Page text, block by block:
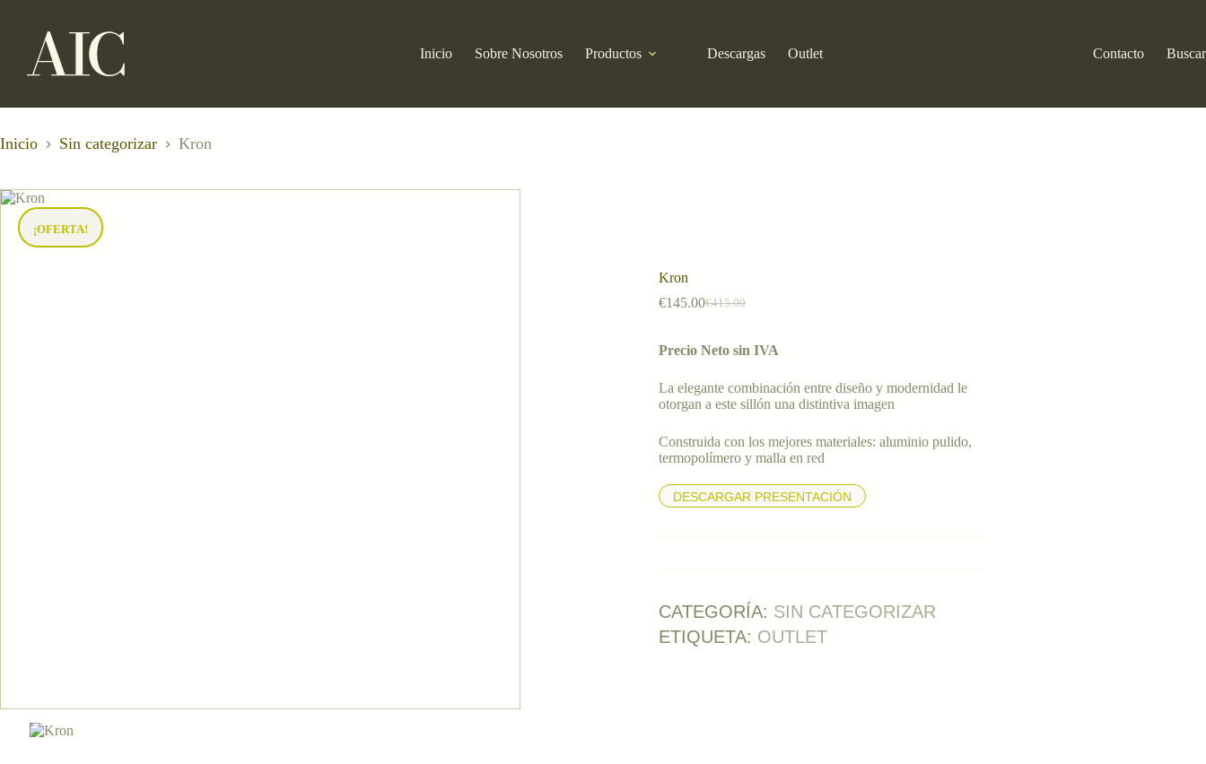
contenido
Inicio
Sobre Nosotros Productos Descargas Outlet Contacto Buscar
Inicio Sin categorizar Kron
¡OFERTA!
Kron
€415.00
El
original
era:
€145.00El
actual
es:
Precio Neto sin IVA
La elegante combinación entre diseño y modernidad le
otorgan a este sillón una distintiva imagen
Construida con los mejores materiales: aluminio pulido,
termopolímero y malla en red
DESCARGAR PRESENTACIÓN
CATEGORÍA: SIN CATEGORIZAR
ETIQUETA: OUTLET